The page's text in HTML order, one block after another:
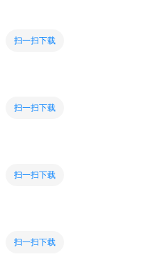
扫一扫下载
扫一扫下载
扫一扫下载
扫一扫下载